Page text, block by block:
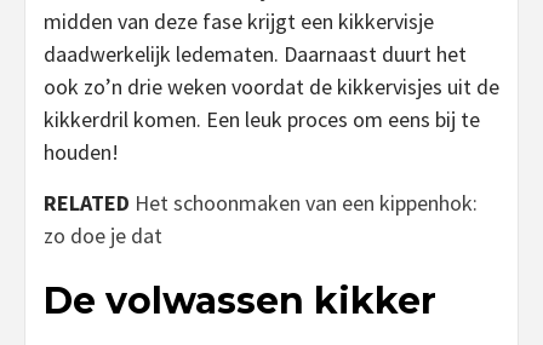
midden van deze fase krijgt een kikkervisje
daadwerkelijk ledematen. Daarnaast duurt het
ook zo’n drie weken voordat de kikkervisjes uit de
kikkerdril komen. Een leuk proces om eens bij te
houden!
RELATED Het schoonmaken van een kippenhok:
zo doe je dat
De volwassen kikker